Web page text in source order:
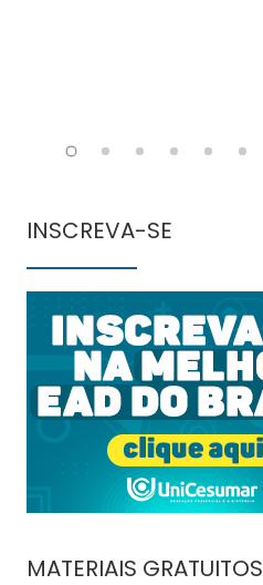
INSCREVA-SE
MATERIAIS GRATUITOS